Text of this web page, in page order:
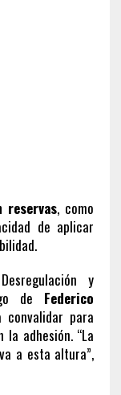
reservas, como
de aplicar
y
de Federico
para
adhesión. “La
a esta altura”,